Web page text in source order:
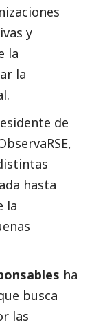
y
la
la
de
hasta
la
ha
busca
las